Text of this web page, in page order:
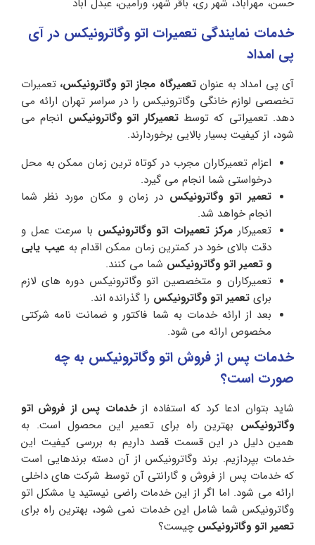
خدمات نمایندگی تعمیرات اتو وگاترونیکس در آی
پی امداد
آی پی امداد به عنوانتعمیرگاه مجاز اتو وگاترونیکس، تعمیرات
تخصصی لوازم خانگی وگاترونیکس را در سراسر تهران ارائه می
دهد. تعمیراتی که توسطتعمیرکار اتو وگاترونیکس انجام می
شود، از کیفیت بسیار بالایی برخوردارند.
اعزام تعمیرکاران مجرب در کوتاه ترین زمان ممکن به محل
درخواستی شما انجام می گیرد.
تعمیر اتو وگاترونیکس در زمان و مکان مورد نظر شما
انجام خواهد شد.
تعمیرکار مرکز تعمیرات اتو وگاترونیکس با سرعت عمل و
دقت بالای خود در کمترین زمان ممکن اقدام بهعیب یابی
و تعمیر اتو وگاترونیکس شما می کنند.
تعمیرکاران و متخصصین اتو وگاترونیکس دوره های لازم
برای تعمیر اتو وگاترونیکس را گذرانده اند.
بعد از ارائه خدمات به شما فاکتور و ضمانت نامه شرکتی
مخصوص ارائه می شود.
خدمات پس از فروش اتو وگاترونیکس به چه
صورت است؟
شاید بتوان ادعا کرد که استفاده ازخدمات پس از فروش اتو
وگاترونیکس بهترین راه برای تعمیر این محصول است. به
همین دلیل در این قسمت قصد داریم به بررسی کیفیت این
خدمات بپردازیم. برند وگاترونیکس از آن دسته برندهایی است
که خدمات پس از فروش و گارانتی آن توسط شرکت های داخلی
ارائه می شود. اما اگر از این خدمات راضی نیستید یا مشکل اتو
وگاترونیکس شما شامل این خدمات نمی شود، بهترین راه برای
تعمیر اتو وگاترونیکس چیست؟